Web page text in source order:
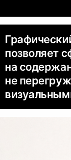
позволяет
на
не